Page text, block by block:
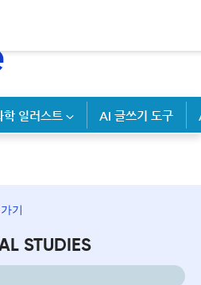
학 일러스트 AI 글쓰기 도구
기
STUDIES